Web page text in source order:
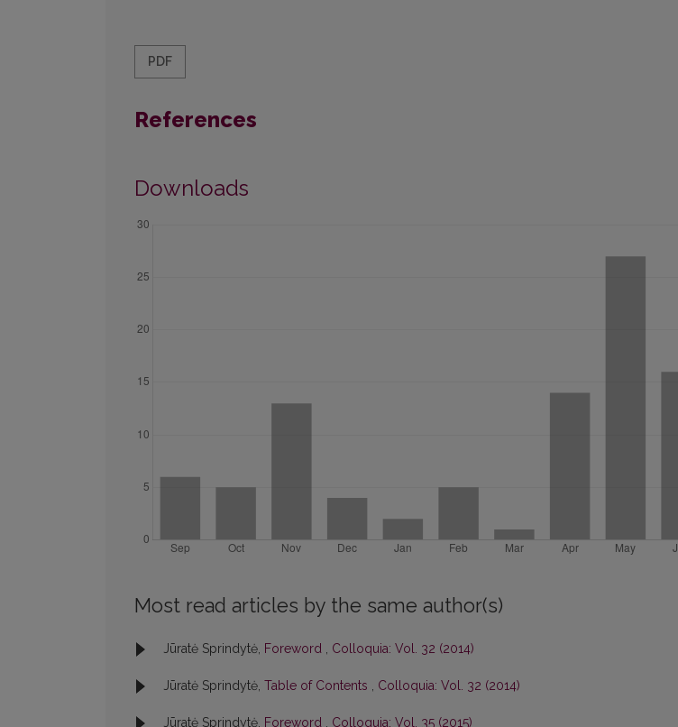
PDF
References
Downloads
Most read articles by the same author(s)
Jūratė Sprindytė, Foreword , Colloquia: Vol. 32 (2014)
Jūratė Sprindytė, Table of Contents , Colloquia: Vol. 32 (2014)
Jūratė Sprindytė, Foreword , Colloquia: Vol. 35 (2015)